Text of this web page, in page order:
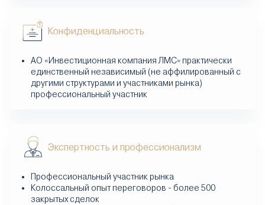
Конфиденциальность
АО «Инвестиционная компания ЛМС» практически
единственный независимый (не аффилированный с
другими структурами и участниками рынка)
профессиональный участник
Экспертность и профессионализм
Профессиональный участник рынка
Колоссальный опыт переговоров - более 500
закрытых сделок